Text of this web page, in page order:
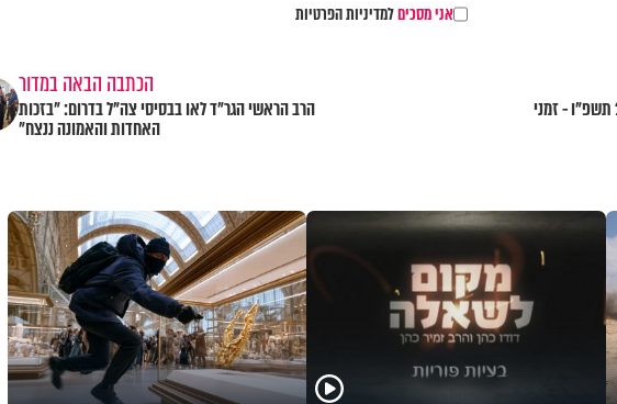
אני מסכיםלמדיניות הפרטיות
כניסת חג סוכות 2025 תשפ"ו - זמני
הכתבה הבאה במדור
הרב הראשי הגר"ד לאו בבסיסי צה"ל בדרום: "בזכות
האחדות והאמונה ננצח"